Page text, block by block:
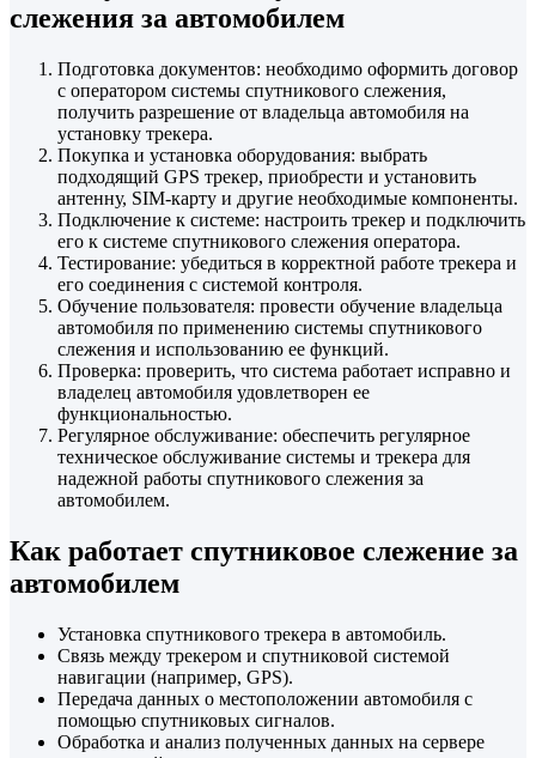
слежения за автомобилем
Подготовка документов: необходимо оформить договор
с оператором системы спутникового слежения,
получить разрешение от владельца автомобиля на
установку трекера.
Покупка и установка оборудования: выбрать
подходящий GPS трекер, приобрести и установить
антенну, SIM-карту и другие необходимые компоненты.
Подключение к системе: настроить трекер и подключить
его к системе спутникового слежения оператора.
Тестирование: убедиться в корректной работе трекера и
его соединения с системой контроля.
Обучение пользователя: провести обучение владельца
автомобиля по применению системы спутникового
слежения и использованию ее функций.
Проверка: проверить, что система работает исправно и
владелец автомобиля удовлетворен ее
функциональностью.
Регулярное обслуживание: обеспечить регулярное
техническое обслуживание системы и трекера для
надежной работы спутникового слежения за
автомобилем.
Как работает спутниковое слежение за
автомобилем
Установка спутникового трекера в автомобиль.
Связь между трекером и спутниковой системой
навигации (например, GPS).
Передача данных о местоположении автомобиля с
помощью спутниковых сигналов.
Обработка и анализ полученных данных на сервере